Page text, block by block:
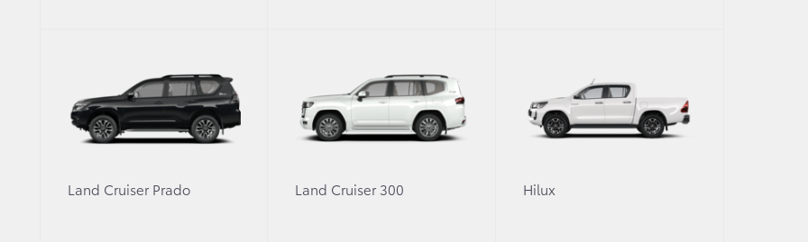
Land Cruiser Prado Land Cruiser 300 Hilux